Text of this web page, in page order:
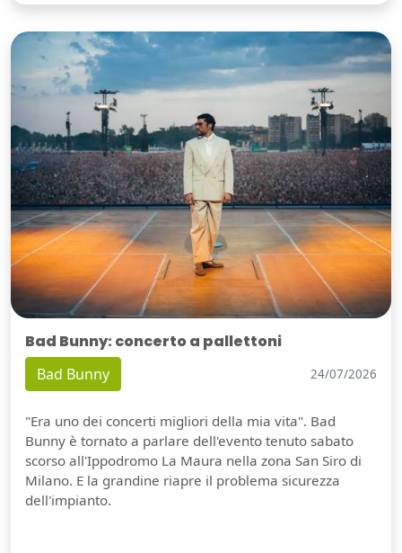
Bad Bunny: concerto a pallettoni
Bad Bunny 24/07/2026
"Era uno dei concerti migliori della mia vita". Bad
Bunny è tornato a parlare dell'evento tenuto sabato
scorso all'Ippodromo La Maura nella zona San Siro di
Milano. E la grandine riapre il problema sicurezza
dell'impianto.